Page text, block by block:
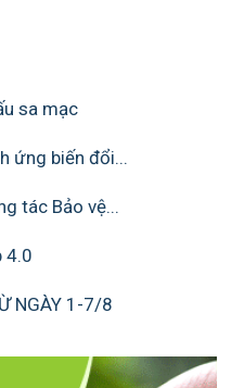
sa mạc
ứng biến đổi...
tác Bảo vệ...
4.0
NGÀY 1-7/8